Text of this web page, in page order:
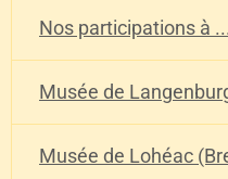
Nos participations à
Musée de
Musée de Lohéac